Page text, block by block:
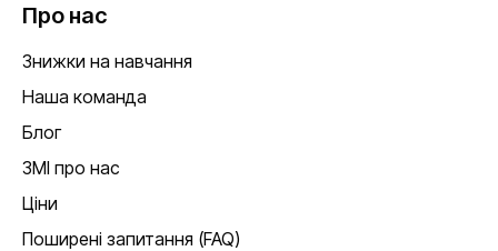
Про нас
Знижки на навчання
Наша команда
Блог
ЗМІ про нас
Ціни
Поширені запитання (FAQ)